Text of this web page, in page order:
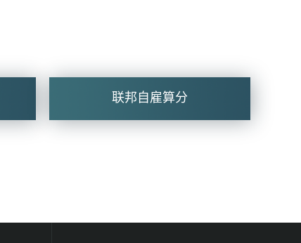
联邦自雇算分